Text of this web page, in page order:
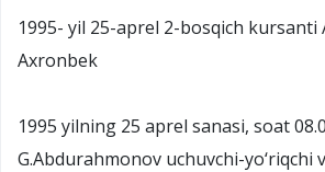
1995- yil 25-aprel 2-bosqich kursanti
Axronbek
1995 yilning 25 aprel sanasi, soat
G.Abdurahmonov uchuvchi-yo‘riqchi